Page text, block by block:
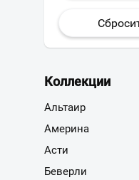
Коллекции
Альтаир
Америна
Асти
Беверли